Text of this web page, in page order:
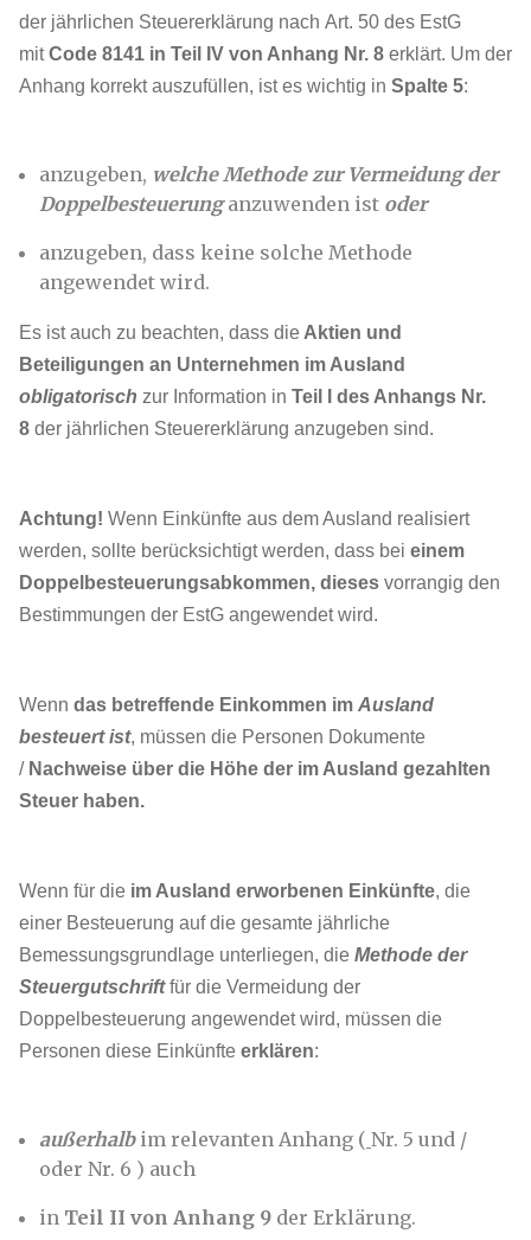
der jährlichen Steuererklärung nach Art. 50 des EstG
mitCode 8141 in Teil IV von Anhang Nr. 8 erklärt. Um der
Anhang korrekt auszufüllen, ist es wichtig in Spalte 5:
anzugeben, welche Methode zur Vermeidung der
Doppelbesteuerunganzuwenden ist oder
anzugeben, dass keine solche Methode
angewendet wird.
Es ist auch zu beachten, dass die Aktien und
Beteiligungen an Unternehmen im Ausland
obligatorisch zur Information in Teil I des Anhangs Nr.
8 der jährlichen Steuererklärung anzugeben sind.
Achtung! Wenn Einkünfte aus dem Ausland realisiert
werden, sollte berücksichtigt werden, dass bei einem
Doppelbesteuerungsabkommen, dieses vorrangig den
Bestimmungen der EstG angewendet wird.
Wenn das betreffende Einkommen im Ausland
besteuert ist, müssen die Personen Dokumente
/ Nachweise über die Höhe der im Ausland gezahlten
Steuer haben.
Wenn für die im Ausland erworbenen Einkünfte, die
einer Besteuerung auf die gesamte jährliche
Bemessungsgrundlage unterliegen, die Methode der
Steuergutschriftfür die Vermeidung der
Doppelbesteuerung angewendet wird, müssen die
Personen diese Einkünfte erklären:
außerhalbim relevanten Anhang ( Nr. 5 und /
oder Nr. 6 ) auch
in Teil II von Anhang 9 der Erklärung.